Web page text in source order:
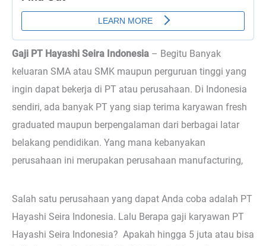
Gaji PT Hayashi Seira Indonesia – Begitu Banyak
keluaran SMA atau SMK maupun perguruan tinggi yang
ingin dapat bekerja di PT atau perusahaan. Di Indonesia
sendiri, ada banyak PT yang siap terima karyawan fresh
graduated maupun berpengalaman dari berbagai latar
belakang pendidikan. Yang mana kebanyakan
perusahaan ini merupakan perusahaan manufacturing,
Salah satu perusahaan yang dapat Anda coba adalah PT
Hayashi Seira Indonesia. Lalu Berapa gaji karyawan PT
Hayashi Seira Indonesia? Apakah hingga 5 juta atau bisa